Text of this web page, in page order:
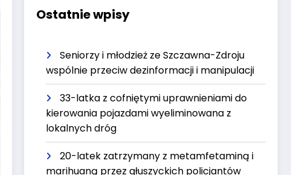
Ostatnie wpisy
Seniorzy i młodzież ze Szczawna-Zdroju
wspólnie przeciw dezinformacji i manipulacji
33-latka z cofniętymi uprawnieniami do
kierowania pojazdami wyeliminowana z
lokalnych dróg
20-latek zatrzymany z metamfetaminą i
marihuaną przez głuszyckich policjantów